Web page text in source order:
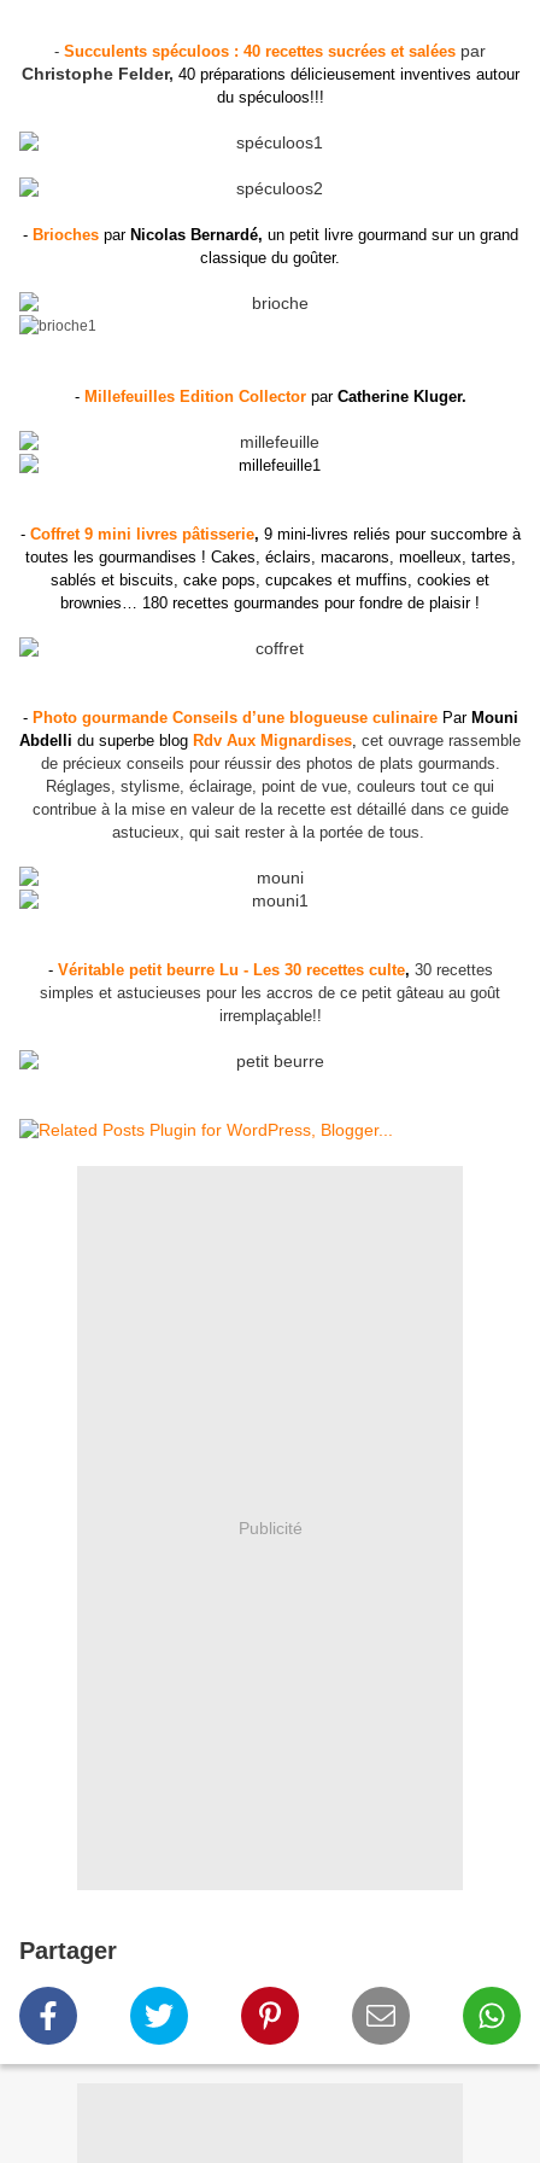
- Succulents spéculoos : 40 recettes sucrées et salées par
Christophe Felder, 40 préparations délicieusement inventives autour
du spéculoos!!!
- Brioches par Nicolas Bernardé, un petit livre gourmand sur un grand
classique du goûter.
- Millefeuilles Edition Collector par Catherine Kluger.
- Coffret 9 mini livres pâtisserie, 9 mini-livres reliés pour succombre à
toutes les gourmandises ! Cakes, éclairs, macarons, moelleux, tartes,
sablés et biscuits, cake pops, cupcakes et muffins, cookies et
brownies… 180 recettes gourmandes pour fondre de plaisir !
- Photo gourmande Conseils d’une blogueuse culinaire Par Mouni
Abdelli du superbe blog Rdv Aux Mignardises, cet ouvrage rassemble
de précieux conseils pour réussir des photos de plats gourmands.
Réglages, stylisme, éclairage, point de vue, couleurs tout ce qui
contribue à la mise en valeur de la recette est détaillé dans ce guide
astucieux, qui sait rester à la portée de tous.
- Véritable petit beurre Lu - Les 30 recettes culte, 30 recettes
simples et astucieuses pour les accros de ce petit gâteau au goût
irremplaçable!!
Publicité
Partager